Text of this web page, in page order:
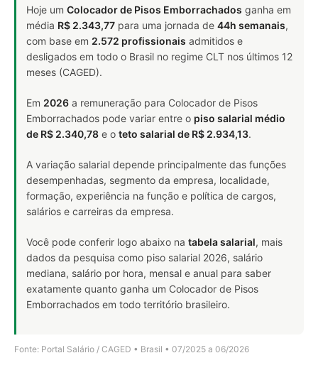
Hoje um Colocador de Pisos Emborrachados ganha em
média R$ 2.343,77 para uma jornada de 44h semanais,
com base em 2.572 profissionais admitidos e
desligados em todo o Brasil no regime CLT nos últimos 12
meses (CAGED).
Em 2026 a remuneração para Colocador de Pisos
Emborrachados pode variar entre o piso salarial médio
de R$ 2.340,78 e o teto salarial de R$ 2.934,13.
A variação salarial depende principalmente das funções
desempenhadas, segmento da empresa, localidade,
formação, experiência na função e política de cargos,
salários e carreiras da empresa.
Você pode conferir logo abaixo na tabela salarial, mais
dados da pesquisa como piso salarial 2026, salário
mediana, salário por hora, mensal e anual para saber
exatamente quanto ganha um Colocador de Pisos
Emborrachados em todo território brasileiro.
Fonte: Portal Salário / CAGED • Brasil • 07/2025 a 06/2026